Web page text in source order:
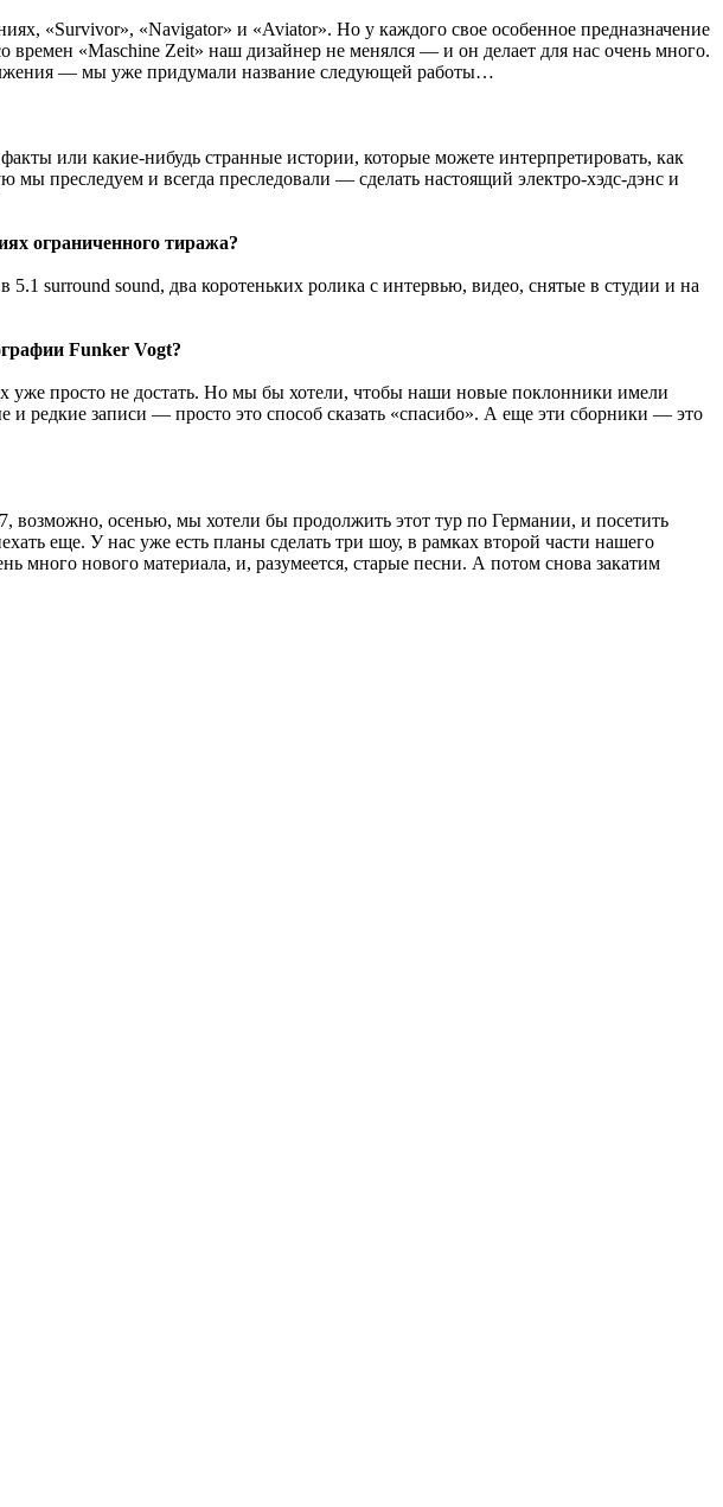
«Survivor», «Navigator» и «Aviator». Но у каждого свое особенное предназначение
времен «Maschine Zeit» наш дизайнер не менялся — и он делает для нас очень много.
— мы уже придумали название следующей работы…
или какие-нибудь странные истории, которые можете интерпретировать, как
преследуем и всегда преследовали — сделать настоящий электро-хэдс-дэнс и
ограниченного тиража?
surround sound, два коротеньких ролика с интервью, видео, снятые в студии и на
Funker Vogt?
уже просто не достать. Но мы бы хотели, чтобы наши новые поклонники имели
редкие записи — просто это способ сказать «спасибо». А еще эти сборники — это
возможно, осенью, мы хотели бы продолжить этот тур по Германии, и посетить
еще. У нас уже есть планы сделать три шоу, в рамках второй части нашего
много нового материала, и, разумеется, старые песни. А потом снова закатим